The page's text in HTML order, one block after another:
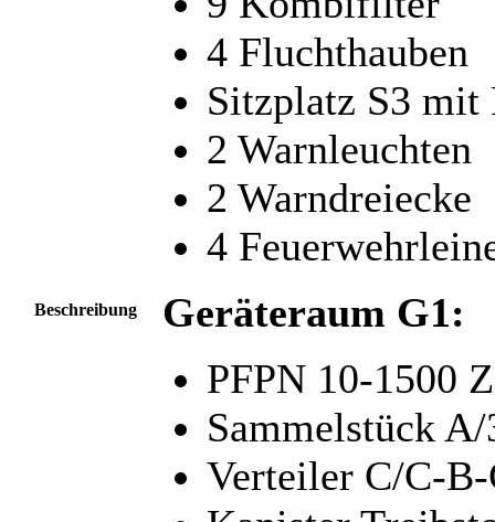
Beschreibung
4 Fluchthauben
Sitzplatz S3 mit
2 Warnleuchten
2 Warndreiecke
4
Geräteraum G1:
PFPN 10-1500
Sammelstück
Verteiler C/C-